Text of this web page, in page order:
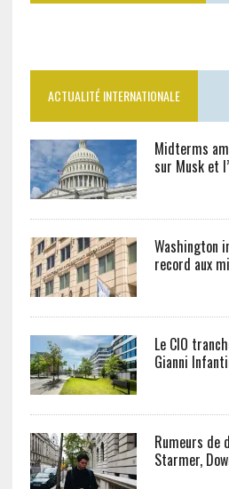
ACTUALITÉ INTERNATIONALE
Midterms
sur Musk et
Washington
record aux
Le CIO
Gianni
Rumeurs de
Starmer,